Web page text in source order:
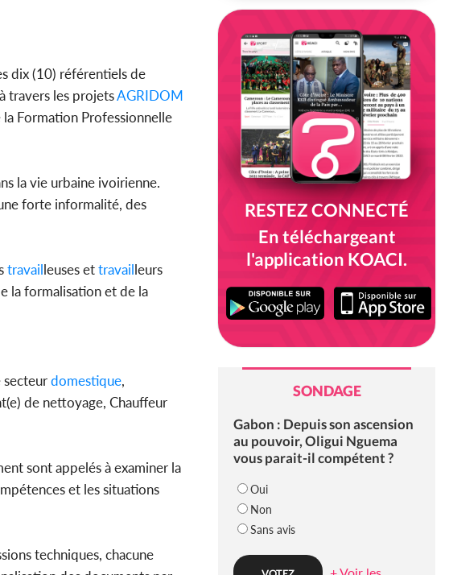
dix (10) référentiels de
travers les projetsAGRIDOM
la Formation Professionnelle
la vie urbaine ivoirienne.
forte informalité, des
travailleuses ettravailleurs
la formalisation et de la
secteurdomestique,
de nettoyage, Chauffeur
sont appelés à examiner la
et les situations
techniques, chacune
RESTEZ CONNECTÉ
En téléchargeant
l'application KOACI.
SONDAGE
Gabon : Depuis son ascension
au pouvoir, Oligui Nguema
vous parait-il compétent ?
Oui
Non
Sans avis